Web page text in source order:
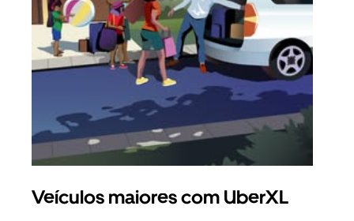
Veículos maiores com UberXL